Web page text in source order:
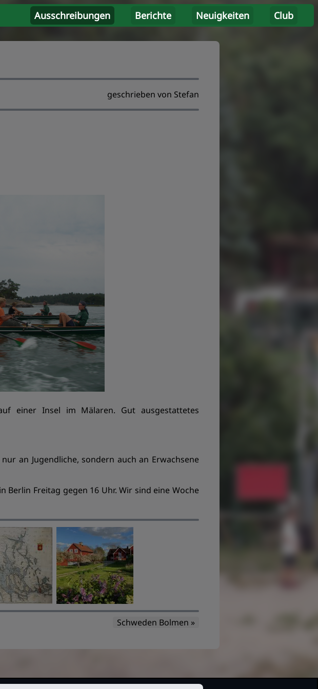
Ausschreibungen Berichte Neuigkeiten Club
geschrieben von Stefan
einer Insel im Mälaren. Gut ausgestattetes
an Jugendliche, sondern auch an Erwachsene
Freitag gegen 16 Uhr. Wir sind eine Woche
Schweden Bolmen »